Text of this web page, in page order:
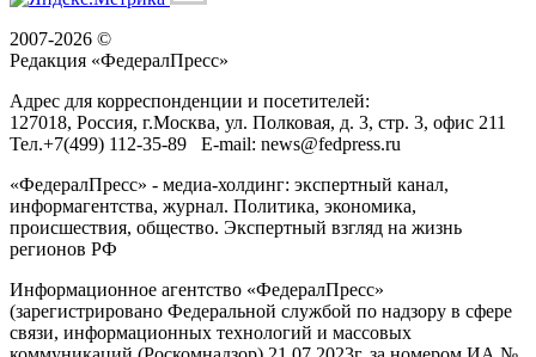
2007-2026 ©
Редакция «ФедералПресс»
Адрес для корреспонденции и посетителей:
127018, Россия, г.Москва, ул. Полковая, д. 3, стр. 3, офис 211
Тел.+7(499) 112-35-89 E-mail: news@fedpress.ru
«ФедералПресс» - медиа-холдинг: экспертный канал,
информагентства, журнал. Политика, экономика,
происшествия, общество. Экспертный взгляд на жизнь
регионов РФ
Информационное агентство «ФедералПресс»
(зарегистрировано Федеральной службой по надзору в сфере
связи, информационных технологий и массовых